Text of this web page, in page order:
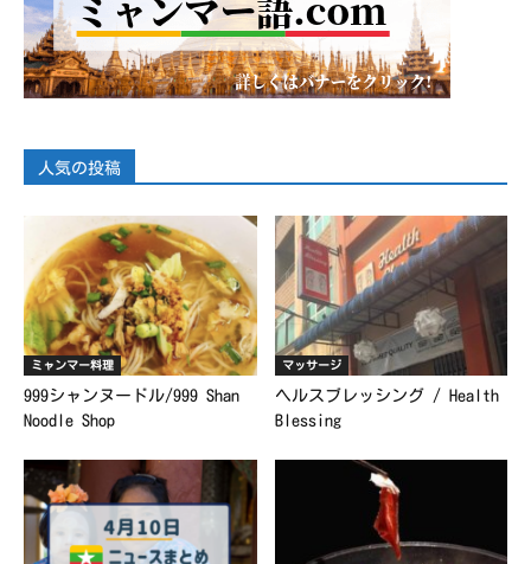
人気の投稿
ミャンマー料理
999シャンヌードル/999 Shan
Noodle Shop
マッサージ
ヘルスブレッシング / Health
Blessing